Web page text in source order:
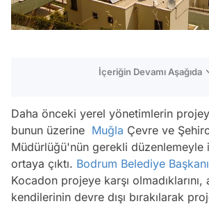
İçeriğin Devamı Aşağıda
Daha önceki yerel yönetimlerin
bunun üzerine Muğla Çevre ve
Müdürlüğü'nün gerekli düzenlemeyle
ortaya çıktı. Bodrum Belediye Başkanı
Kocadon projeye karşı olmadıklarını,
kendilerinin devre dışı bırakılarak